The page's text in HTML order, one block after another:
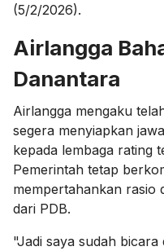
(5/2/2026).
Airlangga
Danantara
Airlangga mengaku
segera menyiapkan
kepada lembaga rating
Pemerintah tetap
mempertahankan rasio
dari PDB.
"Jadi saya sudah